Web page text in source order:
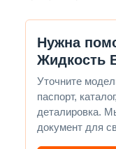
Нужна
Жидкость
Уточните
паспорт,
деталировка.
документ для